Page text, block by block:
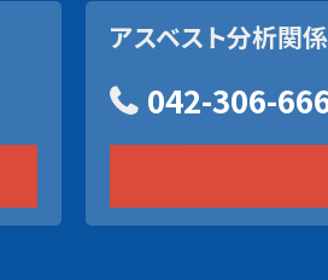
アスベスト分析関係
042-306-